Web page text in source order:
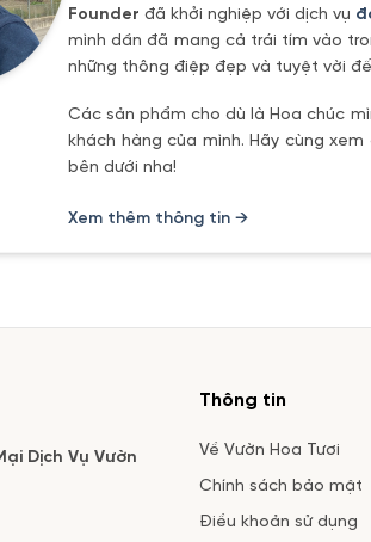
Founder đã khởi nghiệp với dịch vụ
mình dần đã mang cả trái tím vào
những thông điệp đẹp và tuyệt vời
Các sản phẩm cho dù là Hoa chúc
khách hàng của mình. Hãy cùng
bên dưới nha!
Xem thêm thông tin →
Dịch Vụ Vườn
Thông tin
Về Vườn Hoa Tươi
Chính sách bảo mật
Điều khoản sử dụng